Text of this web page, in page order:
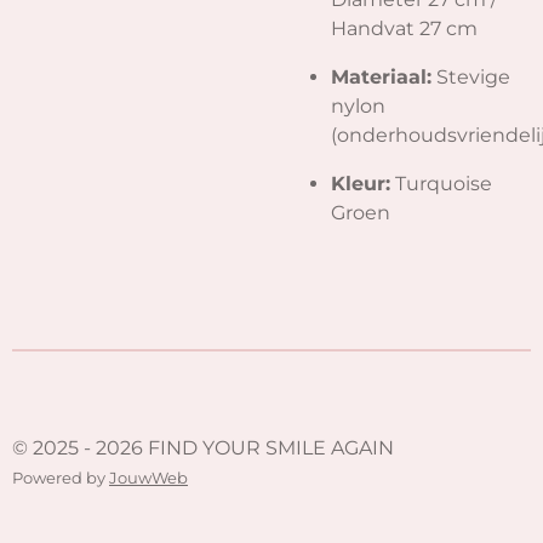
Handvat 27 cm
Materiaal: Stevige
nylon
Kleur: Turquoise
Groen
© 2025 - 2026 FIND YOUR SMILE AGAIN
Powered byJouwWeb